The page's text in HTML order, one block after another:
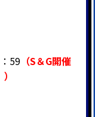
59（S＆G開催